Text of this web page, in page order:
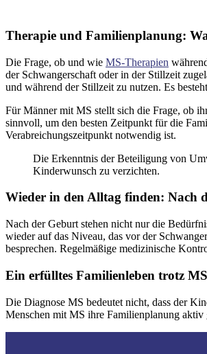
Therapie und Familienplanung:
Die Frage, ob und wie MS-Therapien
der Schwangerschaft oder in der Stillzeit
und während der Stillzeit zu nutzen. Es
Für Männer mit MS stellt sich die Frage, ob
sinnvoll, um den besten Zeitpunkt für die
Verabreichungszeitpunkt notwendig ist.
Die Erkenntnis der Beteiligung von
Kinderwunsch zu verzichten.
Wieder in den Alltag finden: Nach
Nach der Geburt stehen nicht nur die
wieder auf das Niveau, das vor der
besprechen. Regelmäßige medizinische
Ein erfülltes Familienleben trotz MS
Die Diagnose MS bedeutet nicht, dass der
Menschen mit MS ihre Familienplanung aktiv